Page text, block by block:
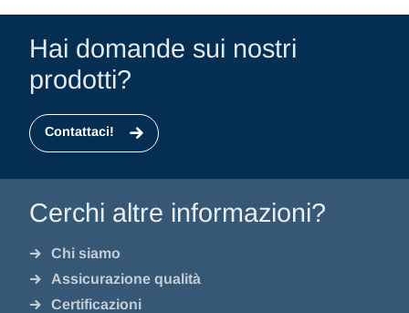
Hai domande sui nostri
prodotti?
Contattaci!
Cerchi altre informazioni?
Chi siamo
Assicurazione qualità
Certificazioni